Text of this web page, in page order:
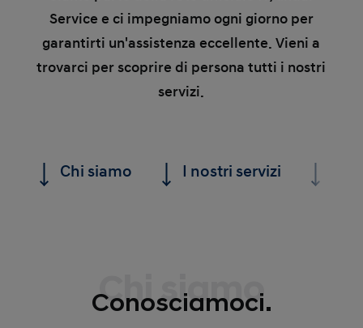
Service e ci impegniamo ogni giorno per
garantirti un'assistenza eccellente. Vieni a
trovarci per scoprire di persona tutti i nostri
servizi.
Chi siamo I nostri servizi
Chi siamo
Conosciamoci.